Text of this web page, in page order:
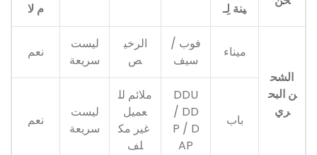
ينة لِـ
م لا
الشح
ن البح
ري
ميناء
فوب /
سيف
الرخي
ص
ليست
سريعة
نعم
باب
DDU
/ DD
P / D
AP
ملائم لل
عميل
غير مك
لف
ليست
سريعة
نعم